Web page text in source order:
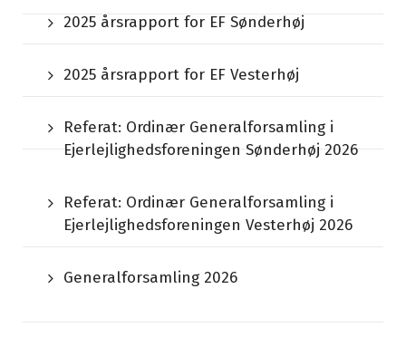
2025 årsrapport for EF Sønderhøj
2025 årsrapport for EF Vesterhøj
Referat: Ordinær Generalforsamling i
Ejerlejlighedsforeningen Sønderhøj 2026
Referat: Ordinær Generalforsamling i
Ejerlejlighedsforeningen Vesterhøj 2026
Generalforsamling 2026